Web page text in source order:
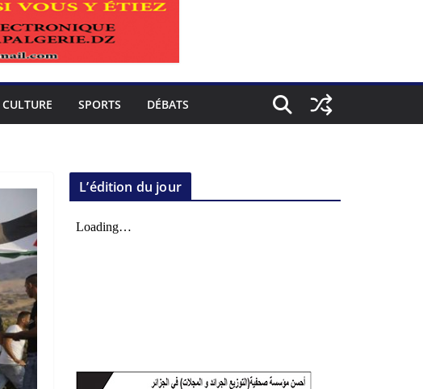
CULTURE SPORTS DÉBATS
L’édition du jour